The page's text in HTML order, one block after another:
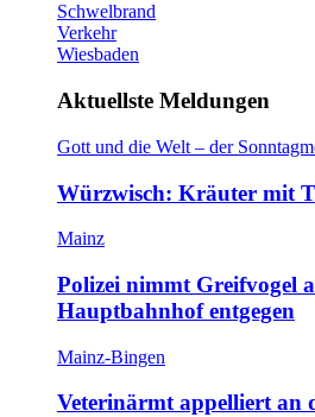
Schwelbrand
Verkehr
Wiesbaden
Aktuellste Meldungen
Gott und die Welt – der
Würzwisch: Kräuter mit
Mainz
Polizei nimmt Greifvogel
Hauptbahnhof entgegen
Mainz-Bingen
Veterinärmt appelliert an